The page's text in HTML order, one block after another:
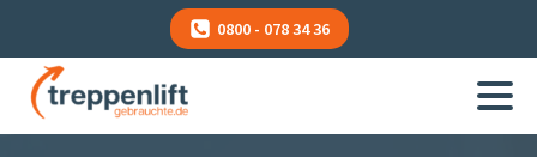
0800 - 078 34 36